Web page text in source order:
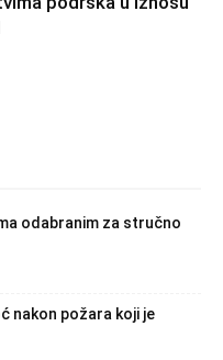
odabranim za stručno
nakon požara koji je